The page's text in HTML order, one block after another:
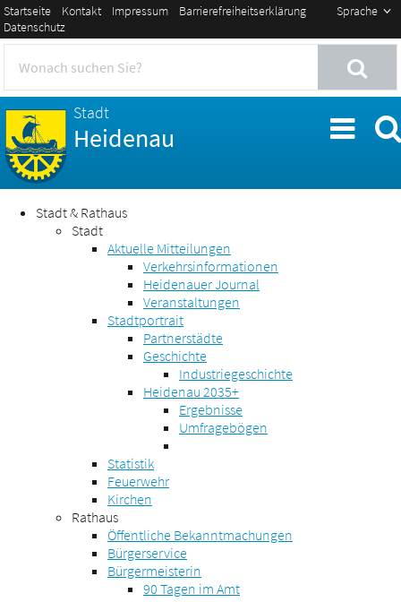
Sprache
Startseite Kontakt Impressum
Barrierefreiheitserklärung
Datenschutz
Stadt
Heidenau
Stadt & Rathaus
Stadt
Aktuelle Mitteilungen
Verkehrsinformationen
Heidenauer Journal
Veranstaltungen
Stadtportrait
Partnerstädte
Geschichte
Industriegeschichte
Heidenau 2035+
Ergebnisse
Umfragebögen
Statistik
Feuerwehr
Kirchen
Rathaus
Öffentliche Bekanntmachungen
Bürgerservice
Bürgermeisterin
90 Tagen im Amt